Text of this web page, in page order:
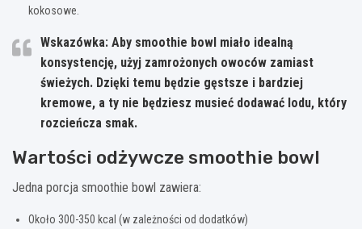
kokosowe.
Wskazówka: Aby smoothie bowl miało idealną
konsystencję, użyj zamrożonych owoców zamiast
świeżych. Dzięki temu będzie gęstsze i bardziej
kremowe, a ty nie będziesz musieć dodawać lodu, który
rozcieńcza smak.
Wartości odżywcze smoothie bowl
Jedna porcja smoothie bowl zawiera:
Około 300-350 kcal (w zależności od dodatków)